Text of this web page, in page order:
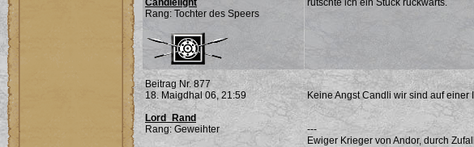
Candlelight
Rang: Tochter des Speers
rutschte ich ein Stück rückwärts.
Beitrag Nr. 877
18. Maigdhal 06, 21:59
Lord_Rand
Rang: Geweihter
Keine Angst Candli wir sind auf einer
---
Ewiger Krieger von Andor, durch